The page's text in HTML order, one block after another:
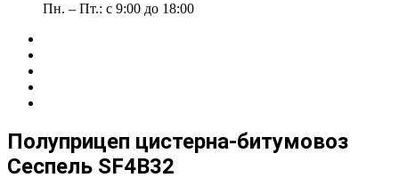
Пн. – Пт.: с 9:00 до 18:00
Полуприцеп цистерна-битумовоз
Сеспель SF4B32